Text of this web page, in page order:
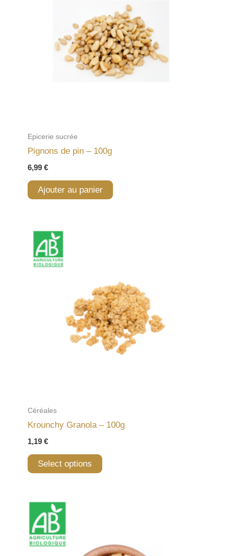
Epicerie sucrée
Pignons de pin – 100g
6,99 €
Ajouter au panier
Céréales
Krounchy Granola – 100g
1,19 €
Select options